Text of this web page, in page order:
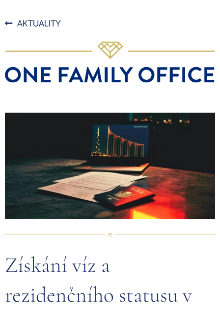
AKTUALITY
Získání víz a
rezidenčního statusu v